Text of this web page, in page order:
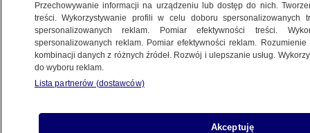
Oprac.Bartłomiej Ciepielewski
15.05.2026, 19:48
Posłuchaj artykułu
Czyta lektor AI
Przechowywanie informacji na urządzeniu lub dostęp do nich.
treści. Wykorzystywanie profili w celu doboru spersonalizowanych
spersonalizowanych reklam. Pomiar efektywności treści.
spersonalizowanych reklam. Pomiar efektywności reklam.
kombinacji danych z różnych źródeł. Rozwój i ulepszanie usług.
do wyboru reklam.
Lista partnerów (dostawców)
Akceptuję